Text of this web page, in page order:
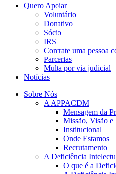
Quero Apoiar
Voluntário
Donativo
Sócio
IRS
Contrate uma pessoa
Parcerias
Multa por via judicial
Notícias
Sobre Nós
A APPACDM
Mensagem da
Missão, Visão e
Institucional
Onde Estamos
Recrutamento
A Deficiência
O que é a